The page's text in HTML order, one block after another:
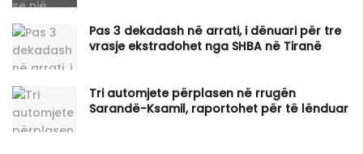
Pas 3 dekadash në arrati, i dënuari për tre
vrasje ekstradohet nga SHBA në Tiranë
Tri automjete përplasen në rrugën
Sarandë-Ksamil, raportohet për të lënduar